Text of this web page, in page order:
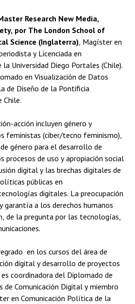
ADMISIÓN
CINE Y TV
Académicos Egresados
Research New Media,
por The London School of
Science (Inglaterra), Magíster en
y Licenciada en
la Universidad Diego Portales (Chile).
en Visualización de Datos
de Diseño de la Pontificia
Chile.
acción incluyen género y
feministas (ciber/tecno feminismo),
género para el desarrollo de
procesos de uso y apropiación social
digital y las brechas digitales de
públicas en
digitales. La preocupación
garantía a los derechos humanos
de la pregunta por las tecnologías,
en los cursos del área de
digital y desarrollo de proyectos
coordinadora del Diplomado de
Comunicación Digital y miembro
en Comunicación Política de la